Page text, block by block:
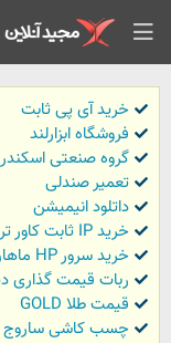
خرید آی پی ثابت
فروشگاه ابزارلند
گروه صنعتی
تعمیر صندلی
داتلود انیمیشن
خرید IP ثابت کاور تریدر
خرید سرور HP ماهان شبکه
ربات قیمت گذاری
قیمت طلا GOLD
چسب کاشی ساروج